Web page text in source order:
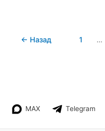
—
← Назад 1 …
MAX Telegram